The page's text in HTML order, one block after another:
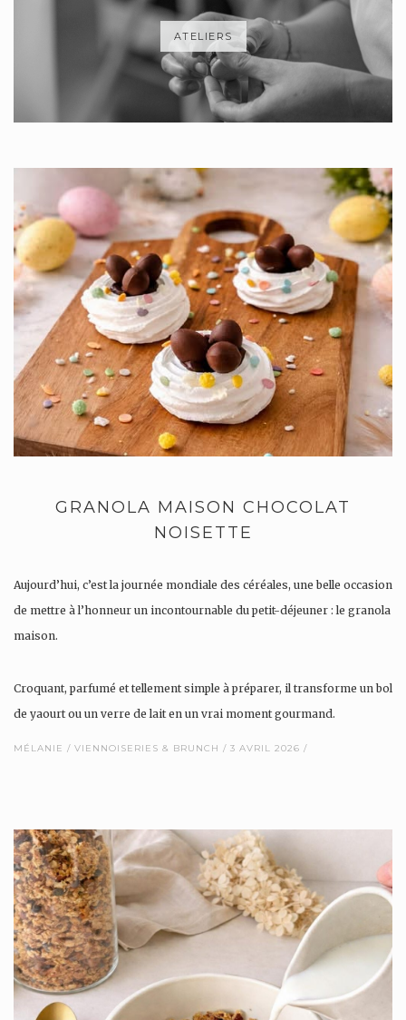
ATELIERS
GRANOLA MAISON CHOCOLAT
NOISETTE
Aujourd’hui, c’est la journée mondiale des céréales, une belle occasion
de mettre à l’honneur un incontournable du petit-déjeuner : le granola
maison.
Croquant, parfumé et tellement simple à préparer, il transforme un bol
de yaourt ou un verre de lait en un vrai moment gourmand.
MÉLANIE VIENNOISERIES & BRUNCH 3 AVRIL 2026